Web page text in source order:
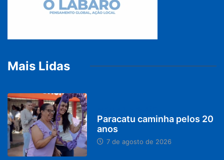
Mais Lidas
Paracatu caminha pelos 20
anos
7 de agosto de 2026